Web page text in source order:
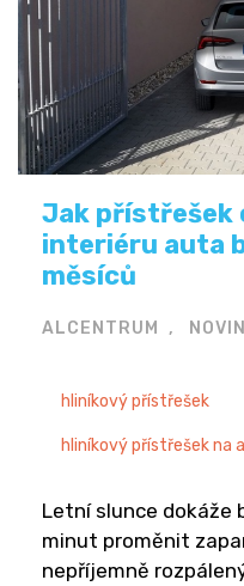
Jak přístřešek
interiéru auta
měsíců
ALCENTRUM
hliníkový přístřešek
hliníkový přístřešek na
Letní slunce dokáže
minut proměnit
nepříjemně